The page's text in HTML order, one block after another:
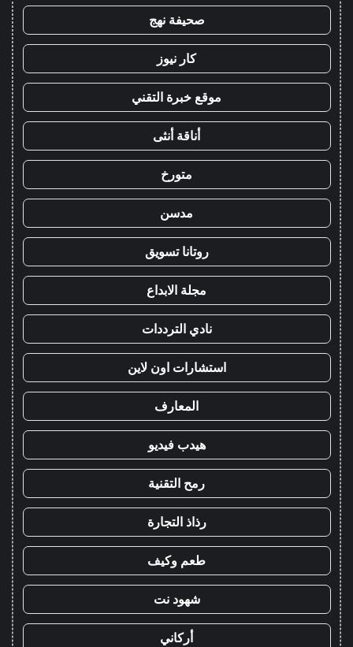
صحيفة نهج
كار نيوز
موقع خبرة التقني
أناقة أنثى
متورخ
مدسن
روتانا تسويق
مجلة الابداع
نادي الترددات
استشارات اون لاين
المعارف
هيدب فيديو
رمح التقنية
رذاذ التجارة
طعم وكيف
شهود نت
أركاني